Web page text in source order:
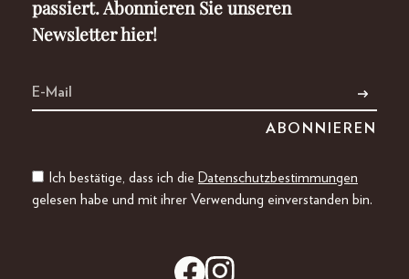
passiert. Abonnieren Sie unseren
Newsletter hier!
Ich bestätige, dass ich die Datenschutzbestimmungen
gelesen habe und mit ihrer Verwendung einverstanden bin.